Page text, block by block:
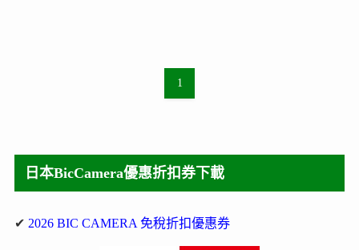
1
日本BicCamera優惠折扣券下載
✔ 2026 BIC CAMERA 免稅折扣優惠券